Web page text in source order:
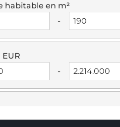
habitable en m²
-
-